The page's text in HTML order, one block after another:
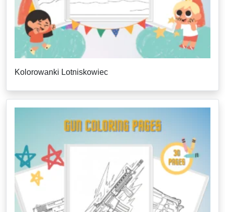
Kolorowanki Lotniskowiec